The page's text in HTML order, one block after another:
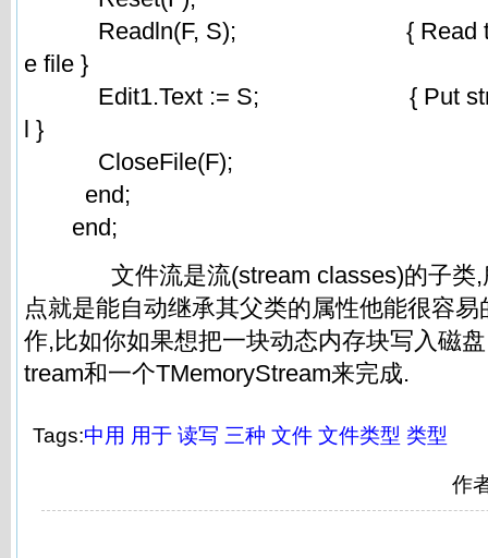
Readln(F, S); { Read the
e file }
Edit1.Text := S; { Put string
l }
CloseFile(F);
end;
end;
文件流是流(stream classes)的子类,
点就是能自动继承其父类的属性他能很容
作,比如你如果想把一块动态内存块写入磁
tream和一个TMemoryStream来完成.
Tags:中用 用于 读写 三种 文件 文件类型 类型
作